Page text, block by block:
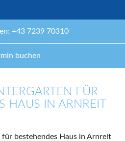
+43 7239 70310
buchen
FÜR
HAUS IN ARNREIT